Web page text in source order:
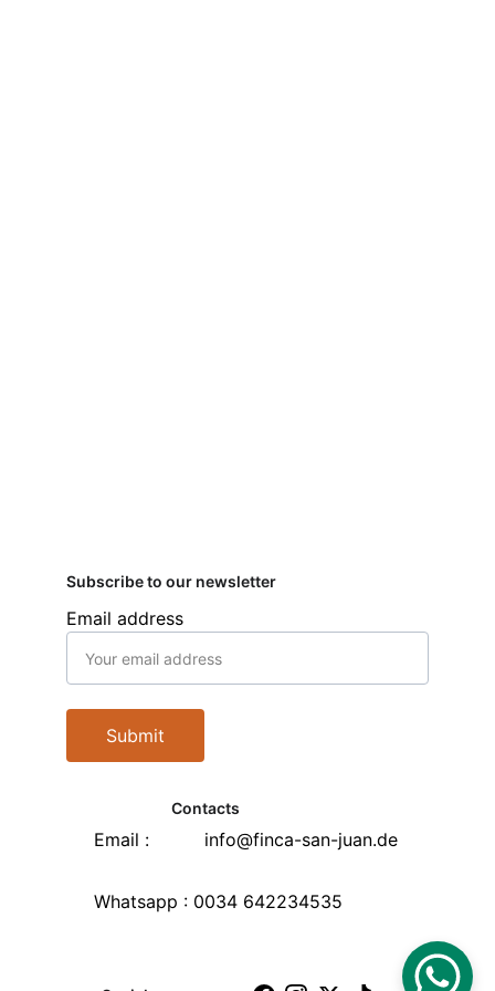
Contacts
Email address
Submit
Email :          info@finca-san-juan.de
Whatsapp : 0034 642234535
Subscribe to our newsletter